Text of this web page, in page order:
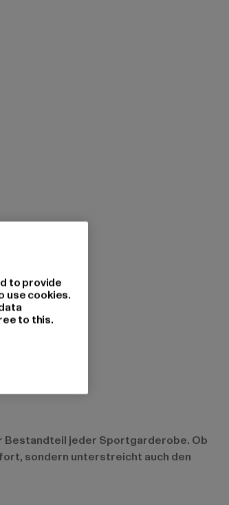
Bestandteil jeder Sportgarderobe. Ob
sondern unterstreicht auch den
to provide
use cookies.
to this.